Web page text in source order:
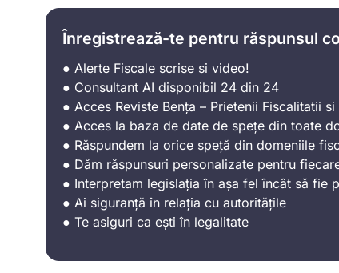
Înregistrează-te pentru răspunsul
● Alerte Fiscale scrise si video!
● Consultant AI disponibil 24 din 24
● Acces Reviste Bența – Prietenii Fiscalitatii
● Acces la baza de date de spețe din toate
● Răspundem la orice speță din domeniile
● Dăm răspunsuri personalizate pentru
● Interpretam legislația în așa fel încât să fie
● Ai siguranță în relația cu autoritățile
● Te asiguri ca ești în legalitate